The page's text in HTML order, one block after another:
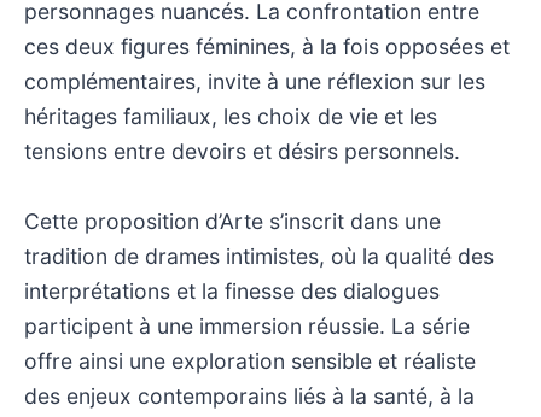
personnages nuancés. La confrontation entre
ces deux figures féminines, à la fois opposées et
complémentaires, invite à une réflexion sur les
héritages familiaux, les choix de vie et les
tensions entre devoirs et désirs personnels.
Cette proposition d’Arte s’inscrit dans une
tradition de drames intimistes, où la qualité des
interprétations et la finesse des dialogues
participent à une immersion réussie. La série
offre ainsi une exploration sensible et réaliste
des enjeux contemporains liés à la santé, à la